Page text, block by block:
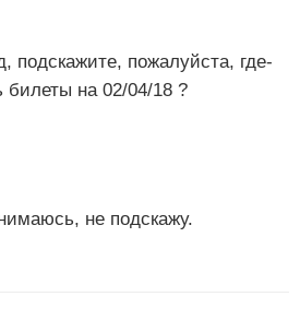
подскажите, пожалуйста, где-
на 02/04/18 ?
не подскажу.